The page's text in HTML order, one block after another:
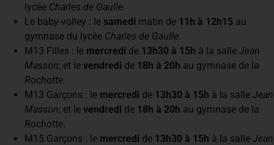
lycée Charles de Gaulle
Le baby-volley : le samedi matin de 11h à 12h15 au
gymnase du lycée Charles de Gaulle
M13 Filles : le mercredi de 13h30 à 15h à la salle Jean
Masson; et le vendredi de 18h à 20h au gymnase de la
Rochotte.
M13 Garçons : le mercredi de 13h30 à 15h à la salle Jean
Masson; et le vendredi de 18h à 20h au gymnase de la
Rochotte
M15 Garçons : le mercredi de 13h30 à 15h à la salle Jean